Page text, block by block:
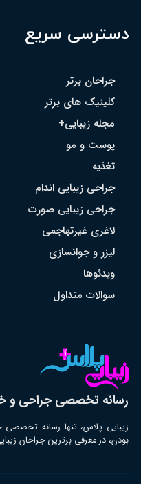
دسترسی سریع
جراحان برتر
کلینیک های برتر
مجله زیبایی+
پوست و مو
تغذیه
جراحی زیبایی اندام
جراحی زیبایی صورت
لاغری غیرتهاجمی
لیزر و جوانسازی
ویدئوها
سوالات متداول
رسانه تخصصی جراحی و
زیبایی پلاس، تنها رسانه
بودن، در معرفی برترین جراحان